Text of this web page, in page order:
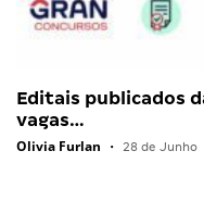
Editais publicados
vagas…
Olivia Furlan • 28 de Junho